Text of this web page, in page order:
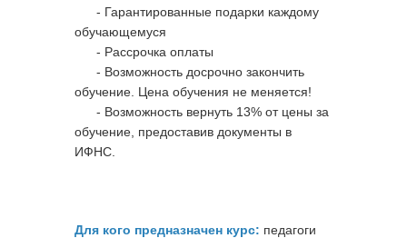
- Гарантированные подарки каждому
обучающемуся
- Рассрочка оплаты
- Возможность досрочно закончить
обучение. Цена обучения не меняется!
- Возможность вернуть 13% от цены за
обучение, предоставив документы в
ИФНС.
Для кого предназначен курс: педагоги